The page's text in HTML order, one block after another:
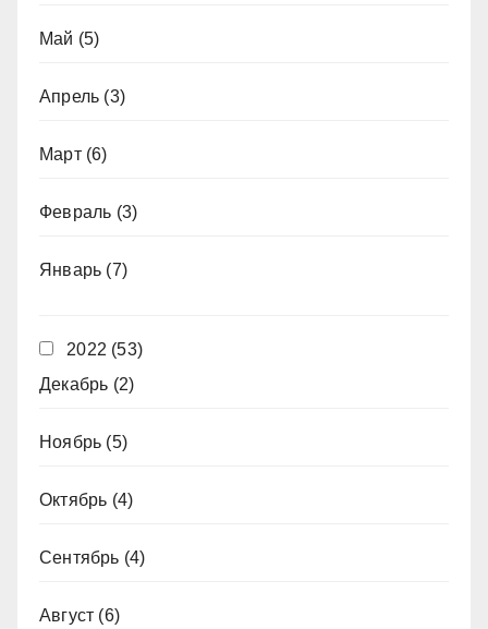
Май (5)
Апрель (3)
Март(6)
Февраль (3)
Январь (7)
2022 (53)
Декабрь (2)
Ноябрь (5)
Октябрь (4)
Сентябрь (4)
Август (6)